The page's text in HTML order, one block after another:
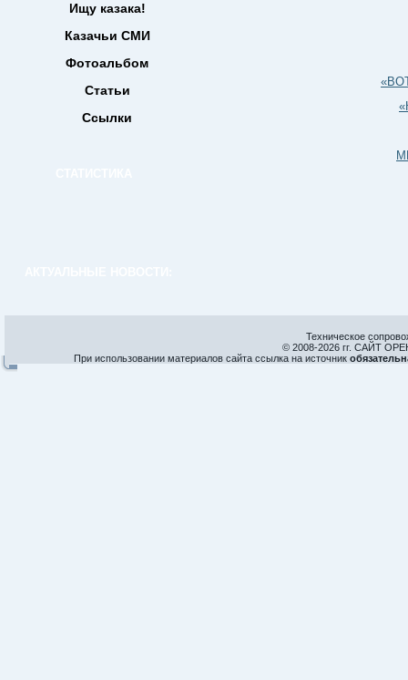
Ищу казака!
Казачьи СМИ
Фотоальбом
Статьи
Ссылки
Техническое
© 2008-2026 гг. САЙТ
При использовании материалов сайта ссылка на источник